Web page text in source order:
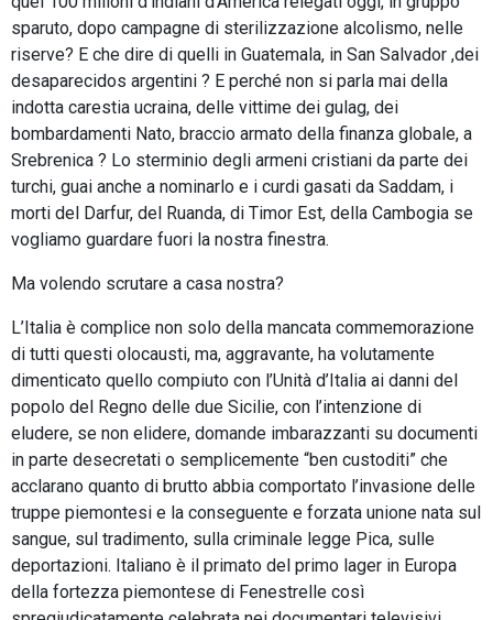
sparuto, dopo campagne di sterilizzazione alcolismo, nelle
riserve? E che dire di quelli in Guatemala, in San Salvador ,dei
desaparecidos argentini ? E perché non si parla mai della
indotta carestia ucraina, delle vittime dei gulag, dei
bombardamenti Nato, braccio armato della finanza globale, a
Srebrenica ? Lo sterminio degli armeni cristiani da parte dei
turchi, guai anche a nominarlo e i curdi gasati da Saddam, i
morti del Darfur, del Ruanda, di Timor Est, della Cambogia se
vogliamo guardare fuori la nostra finestra.
Ma volendo scrutare a casa nostra?
L’Italia è complice non solo della mancata commemorazione
di tutti questi olocausti, ma, aggravante, ha volutamente
dimenticato quello compiuto con l’Unità d’Italia ai danni del
popolo del Regno delle due Sicilie, con l’intenzione di
eludere, se non elidere, domande imbarazzanti su documenti
in parte desecretati o semplicemente “ben custoditi” che
acclarano quanto di brutto abbia comportato l’invasione delle
truppe piemontesi e la conseguente e forzata unione nata sul
sangue, sul tradimento, sulla criminale legge Pica, sulle
deportazioni. Italiano è il primato del primo lager in Europa
della fortezza piemontese di Fenestrelle così